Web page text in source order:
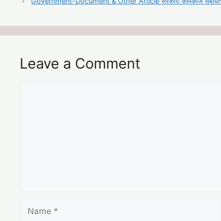
Leave a Comment
Name